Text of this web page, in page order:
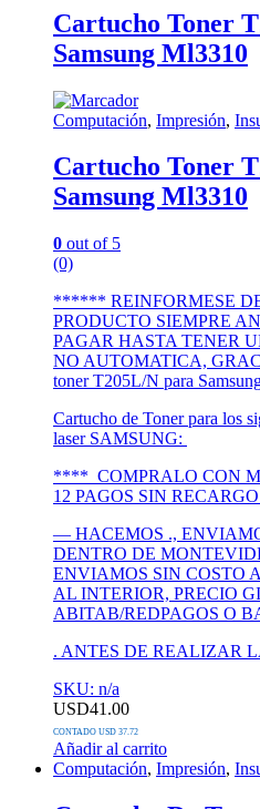
Cartucho Toner
Samsung Ml3310
Computación, Impresión,
Cartucho Toner
Samsung Ml3310
0 out of 5
(0)
****** REINFORMESE
PRODUCTO SIEMPRE
PAGAR HASTA TENER
NO AUTOMATICA,
toner T205L/N para
Cartucho de Toner para los
laser SAMSUNG:
**** COMPRALO CON
12 PAGOS SIN
— HACEMOS .,
DENTRO DE
ENVIAMOS SIN COSTO
AL INTERIOR, PRECIO
ABITAB/REDPAGOS O
. ANTES DE REALIZAR
SKU: n/a
USD41.00
CONTADO USD 37.72
Añadir al carrito
Computación, Impresión,